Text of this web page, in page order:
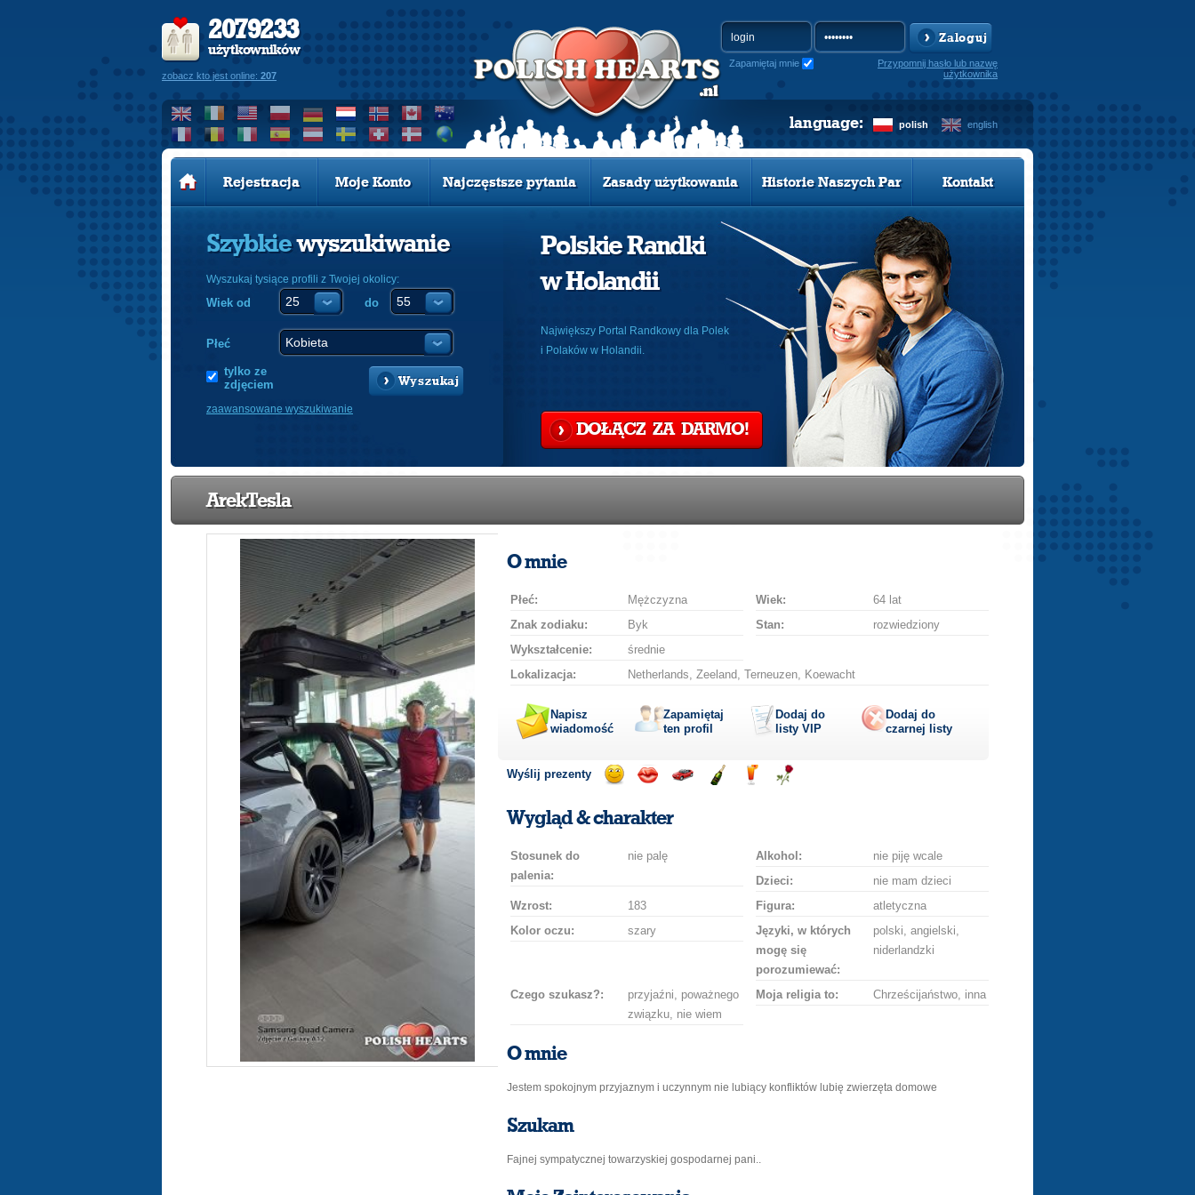
2079233
użytkowników
zobacz kto jest online: 207
Zaloguj
Zapamiętaj mnie
Przypomnij hasło lub nazwę
użytkownika
polish english
language:
Rejestracja Moje Konto Najczęstsze pytania Zasady użytkowania Historie Naszych Par Kontakt
Szybkiewyszukiwanie
Wyszukaj tysiące profili z Twojej okolicy:
Wiek od do
Płeć
tylko ze
zdjęciem
Wyszukaj
zaawansowane wyszukiwanie
Polskie Randki
w Holandii
Największy Portal Randkowy dla Polek
i Polaków w Holandii.
DOŁĄCZ ZA DARMO!
ArekTesla
O mnie
Płeć: Mężczyzna Wiek:
64 lat
Znak zodiaku:
Byk Stan:
rozwiedziony
Wykształcenie:
średnie
Lokalizacja:
Netherlands, Zeeland, Terneuzen, Koewacht
Napisz
wiadomość
Zapamiętaj
ten profil
Dodaj do
listy VIP
Dodaj do
czarnej listy
Wyślij prezenty
uśmiechbuziaka
Wygląd & charakter
Stosunek do
palenia:
nie palę Alkohol:
nie piję wcale
Dzieci:
nie mam dzieci
Wzrost:
183 Figura:
atletyczna
Kolor oczu:
szary
Języki, w których
mogę się
porozumiewać:
polski, angielski,
niderlandzki
Czego szukasz?:
przyjaźni, poważnego
związku, nie wiem
Moja religia to: Chrześcijaństwo, inna
O mnie
Jestem spokojnym przyjaznym i uczynnym nie lubiący konfliktów lubię zwierzęta domowe
Szukam
Fajnej sympatycznej towarzyskiej gospodarnej pani..